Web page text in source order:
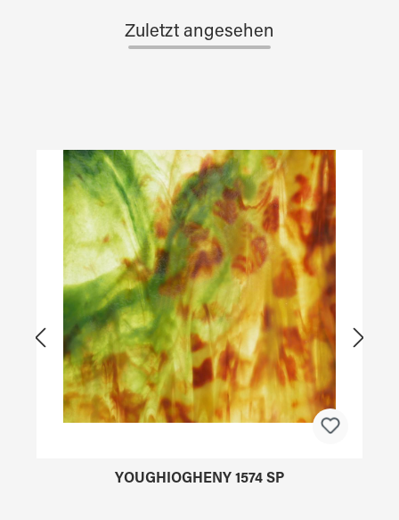
Zuletzt angesehen
Produktgalerie überspringen
YOUGHIOGHENY 1574 SP